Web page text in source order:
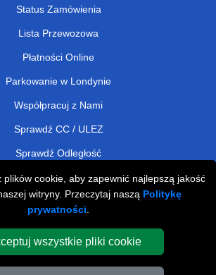
plików cookie, aby zapewnić najlepszą jakość
witryny. Przeczytaj naszą Politykę
prywatności
wszystkie pliki cookie
Status Zamówienia
Lista Przewozowa
Płatności Online
Parkowanie w Londynie
Współpracuj z Nami
Sprawdź CC / ULEZ
Sprawdź Odległość
Man and Van Removals